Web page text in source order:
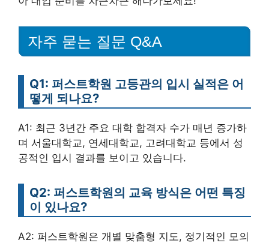
자주 묻는 질문 Q&A
Q1: 퍼스트학원 고등관의 입시 실적은 어
떻게 되나요?
A1: 최근 3년간 주요 대학 합격자 수가 매년 증가하
며 서울대학교, 연세대학교, 고려대학교 등에서 성
공적인 입시 결과를 보이고 있습니다.
Q2: 퍼스트학원의 교육 방식은 어떤 특징
이 있나요?
A2: 퍼스트학원은 개별 맞춤형 지도, 정기적인 모의